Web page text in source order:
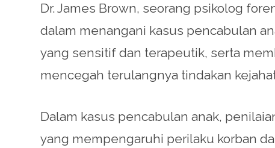
Dr. James Brown, seorang psikolog
dalam menangani kasus pencabulan
yang sensitif dan terapeutik, serta
mencegah terulangnya tindakan
Dalam kasus pencabulan anak,
yang mempengaruhi perilaku korban